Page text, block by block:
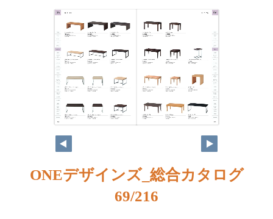
ONEデザインズ_総合カタログ
69/216